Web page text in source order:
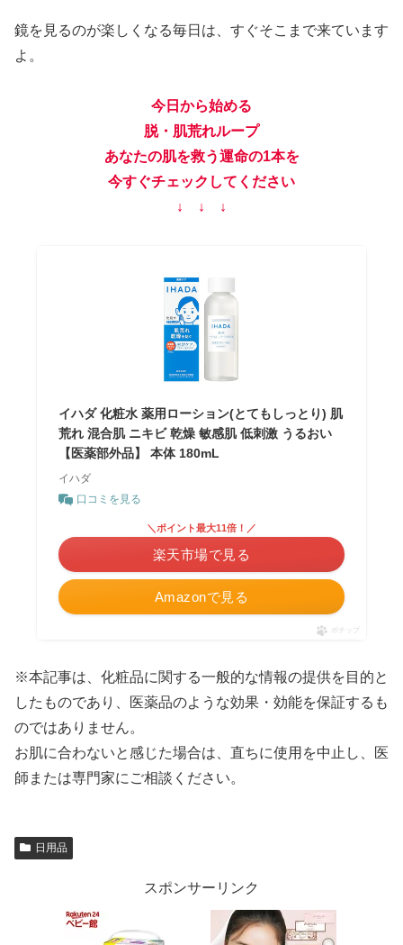
鏡を見るのが楽しくなる毎日は、すぐそこまで来ています
よ。
今日から始める
脱・肌荒れループ
あなたの肌を救う運命の1本を
今すぐチェックしてください
↓ ↓ ↓
イハダ 化粧水 薬用ローション(とてもしっとり) 肌
荒れ 混合肌 ニキビ 乾燥 敏感肌 低刺激 うるおい
【医薬部外品】 本体 180mL
イハダ
口コミを見る
Amazonで見る
＼ポイント最大11倍！／
楽天市場で見る
ポチップ
※本記事は、化粧品に関する一般的な情報の提供を目的と
したものであり、医薬品のような効果・効能を保証するも
のではありません。
お肌に合わないと感じた場合は、直ちに使用を中止し、医
師または専門家にご相談ください。
日用品
スポンサーリンク